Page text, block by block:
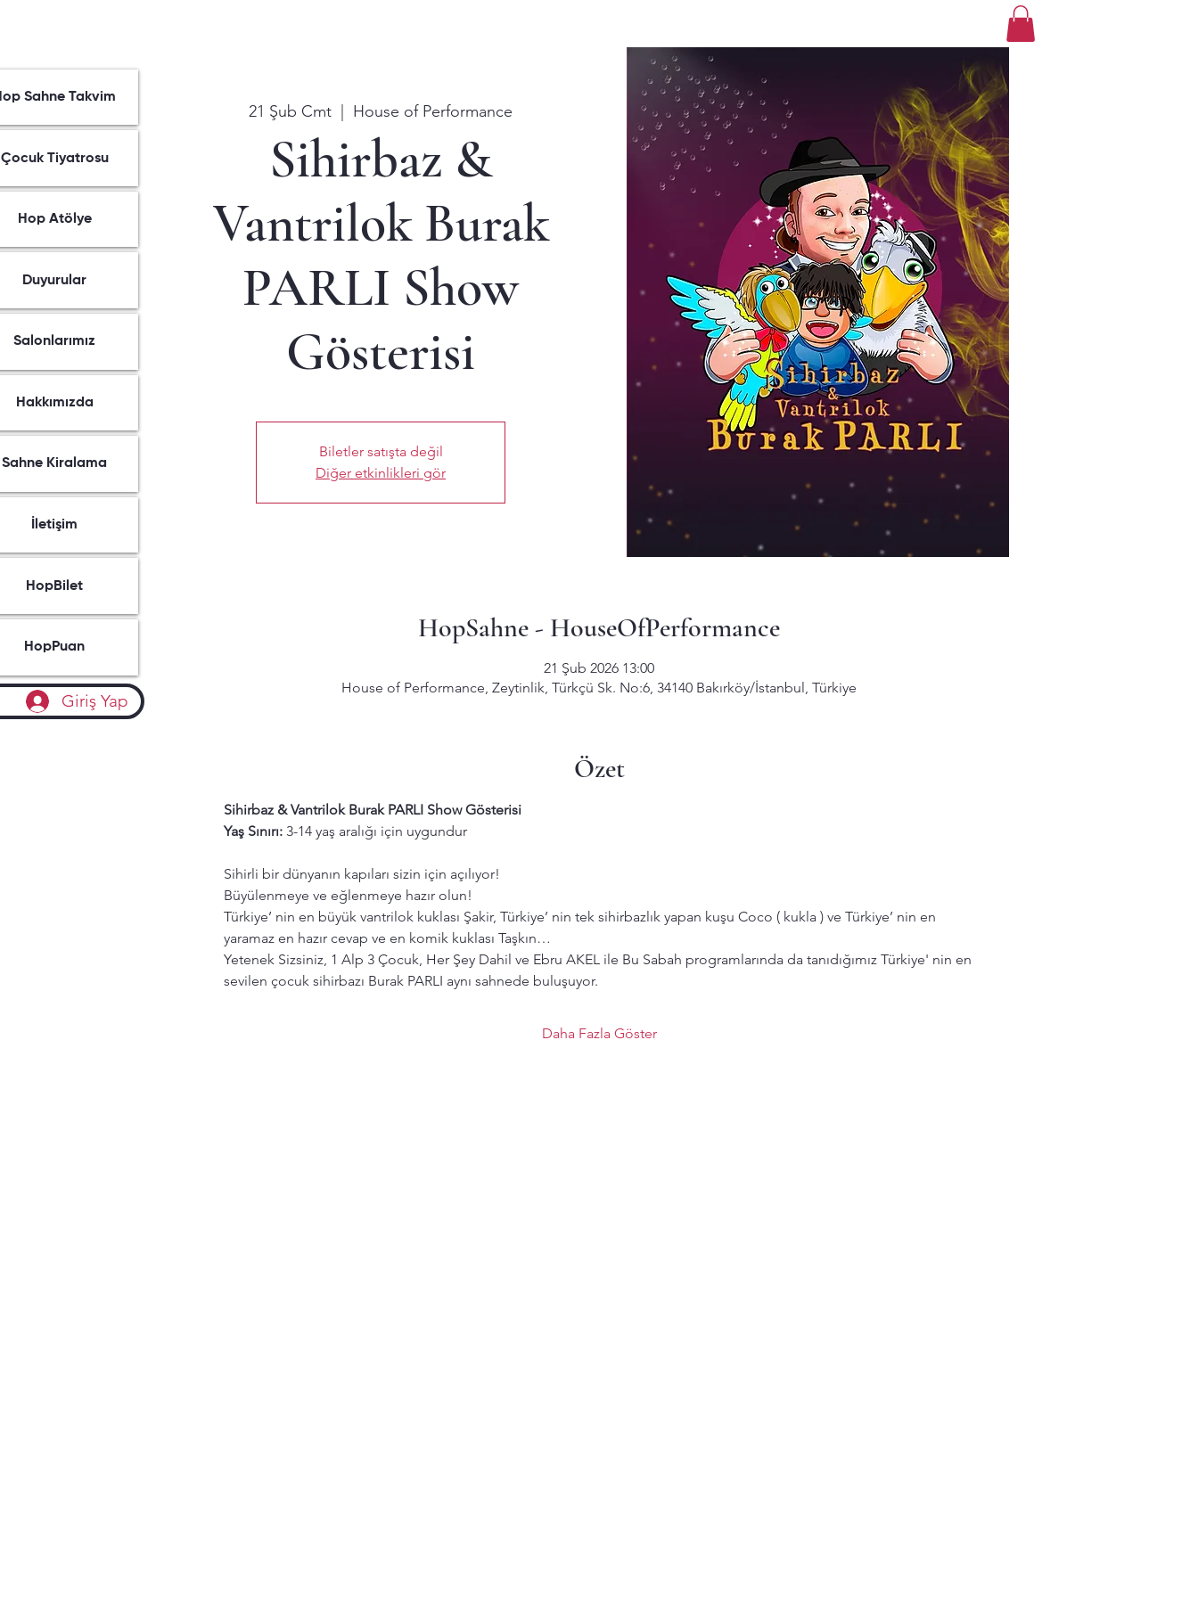
21 Şub Cmt
  |
House of Performance
Sihirbaz &
Vantrilok Burak
PARLI Show
Gösterisi
Biletler satışta değil
Diğer etkinlikleri gör
HopSahne - HouseOfPerformance
21 Şub 2026 13:00
House of Performance, Zeytinlik, Türkçü Sk. No:6, 34140 Bakırköy/İstanbul, Türkiye
Özet
Sihirbaz & Vantrilok Burak PARLI Show Gösterisi
Yaş Sınırı: 3-14 yaş aralığı için uygundur
Sihirli bir dünyanın kapıları sizin için açılıyor!
Büyülenmeye ve eğlenmeye hazır olun!
Türkiye’ nin en büyük vantrilok kuklası Şakir, Türkiye’ nin tek sihirbazlık yapan kuşu Coco ( kukla ) ve Türkiye’ nin en
yaramaz en hazır cevap ve en komik kuklası Taşkın…
Yetenek Sizsiniz, 1 Alp 3 Çocuk, Her Şey Dahil ve Ebru AKEL ile Bu Sabah programlarında da tanıdığımız Türkiye' nin en
sevilen çocuk sihirbazı Burak PARLI aynı sahnede buluşuyor.
Daha Fazla Göster
Sahne Takvim
Çocuk Tiyatrosu
Hop Atölye
Duyurular
Salonlarımız
Hakkımızda
Sahne Kiralama
İletişim
HopBilet
HopPuan
Giriş Yap